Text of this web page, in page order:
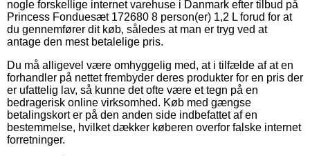
nogle forskellige internet varehuse i Danmark efter tilbud på
Princess Fonduesæt 172680 8 person(er) 1,2 L forud for at
du gennemfører dit køb, således at man er tryg ved at
antage den mest betalelige pris.
Du må alligevel være omhyggelig med, at i tilfælde af at en
forhandler på nettet frembyder deres produkter for en pris der
er ufattelig lav, så kunne det ofte være et tegn på en
bedragerisk online virksomhed. Køb med gængse
betalingskort er på den anden side indbefattet af en
bestemmelse, hvilket dækker køberen overfor falske internet
forretninger.